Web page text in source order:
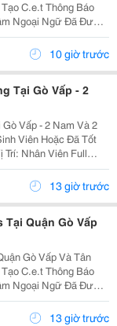
Trình Anh Văn
Học Thuật Ielts &Ndash; Toefl Ibt. Trung Tâm...10 giờ trước
Tại Gò Vấp - 2
Vấp - 2 Nam Và 2
Các Ngày...13 giờ trước
Tại Quận Gò Vấp
Gò Vấp Và Tân
Trình Anh Văn
Học Thuật Ielts &Ndash; Toefl Ibt. Trung Tâm...13 giờ trước